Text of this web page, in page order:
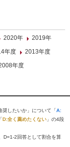
2020年
2019年
年度
2013年度
年度
奨したいか」について「A:
D:全く薦めたくない 」の4段
D=1-2回答として割合を算